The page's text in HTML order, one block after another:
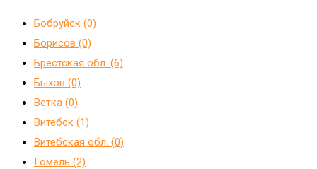
Бобруйск (0)
Борисов (0)
Брестская обл. (6)
Быхов (0)
Ветка (0)
Витебск (1)
Витебская обл. (0)
Гомель (2)